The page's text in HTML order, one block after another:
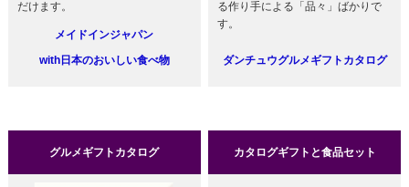
だけます。
メイドインジャパン
with日本のおいしい食べ物
る作り手による「品々」ばかりで
す。
ダンチュウグルメギフトカタログ
グルメギフトカタログ カタログギフトと食品セット